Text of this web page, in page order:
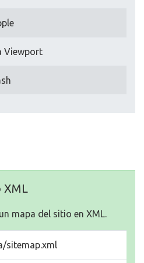
Viewport
XML
mapa del sitio en XML.
sitemap.xml